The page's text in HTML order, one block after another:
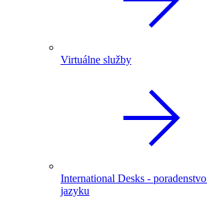
Virtuálne služby
International Desks -
jazyku